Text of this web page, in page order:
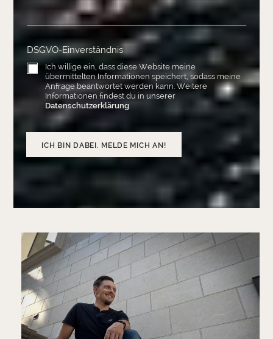
DSGVO-Einverständnis *
Ich willige ein, dass diese Website meine
übermittelten Informationen speichert, sodass meine
Anfrage beantwortet werden kann. Weitere
Informationen findest du in unserer
Datenschutzerklärung.
ICH BIN DABEI. MELDE MICH AN!